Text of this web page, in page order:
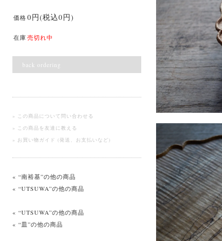
価格0円(税込0円)
在庫売切れ中
back ordering
» この商品について問い合わせる
» この商品を友達に教える
» お買い物ガイド (発送、お支払いなど)
« “南裕基”の他の商品
« “UTSUWA”の他の商品
« “UTSUWA”の他の商品
« “皿”の他の商品